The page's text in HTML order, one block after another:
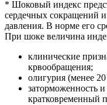
* Шоковый индекс
сердечных сокращений и
давления. В норме его
При шоке величина
клинические
крвообращения;
олигурия (менее
заторможенность
кратковременный